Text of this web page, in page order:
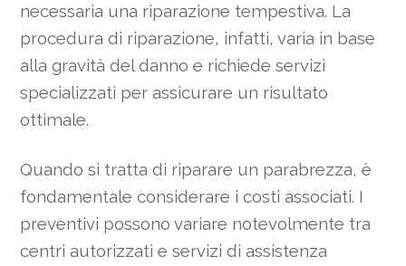
necessaria una riparazione tempestiva. La
procedura di riparazione, infatti, varia in base
alla gravità del danno e richiede servizi
specializzati per assicurare un risultato
ottimale.
Quando si tratta di riparare un parabrezza, è
fondamentale considerare i costi associati. I
preventivi possono variare notevolmente tra
centri autorizzati e servizi di assistenza